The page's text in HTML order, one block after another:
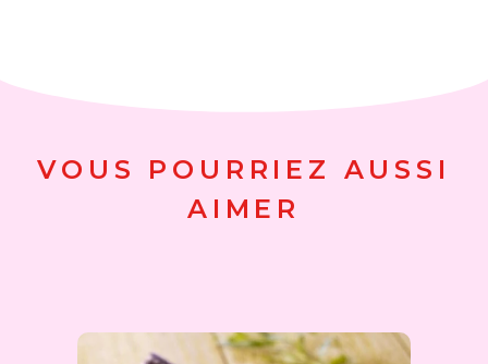
VOUS POURRIEZ AUSSI
AIMER